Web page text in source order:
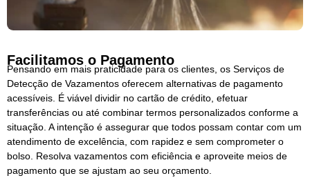
Facilitamos o Pagamento
Pensando em mais praticidade para os clientes, os Serviços de
Detecção de Vazamentos oferecem alternativas de pagamento
acessíveis. É viável dividir no cartão de crédito, efetuar
transferências ou até combinar termos personalizados conforme a
situação. A intenção é assegurar que todos possam contar com um
atendimento de excelência, com rapidez e sem comprometer o
bolso. Resolva vazamentos com eficiência e aproveite meios de
pagamento que se ajustam ao seu orçamento.